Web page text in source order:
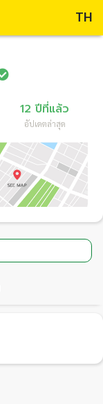
TH
12 ปีที่แล้ว
อัปเดตล่าสุด